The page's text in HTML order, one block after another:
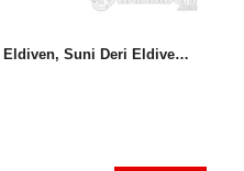
Kadın Deri Eldiven, Suni Deri Eldiven MWG102 Kahverengi